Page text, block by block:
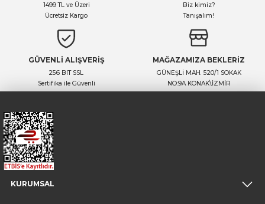
1499 TL ve Üzeri
Ücretsiz Kargo
Biz kimiz?
Tanışalım!
GÜVENLİ ALIŞVERİŞ
256 BIT SSL
Sertifika ile Güvenli
MAĞAZAMIZA BEKLERİZ
GÜNEŞLİ MAH. 520/1 SOKAK
NO:9A KONAK\İZMİR
KURUMSAL